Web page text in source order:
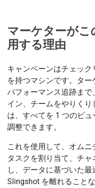
マーケターが
用する理由
キャンペーンはチェッ
を持つマシンです。ター
パフォーマンス追跡ま
イン、チームをやりくり
は、すべてを 1 つのビ
調整できます。
これを使用して、オムニ
タスクを割り当て、チ
し、データに基づいた
Slingshot を離れることな